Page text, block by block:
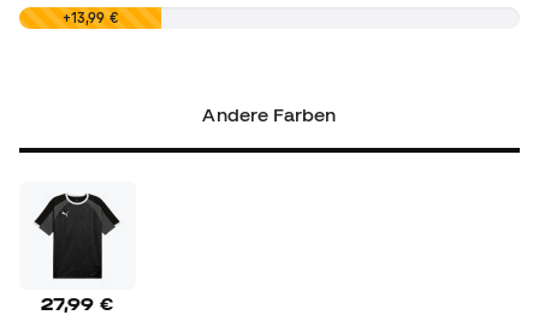
0,00 €+13,99 €
Andere Farben
27,99 €